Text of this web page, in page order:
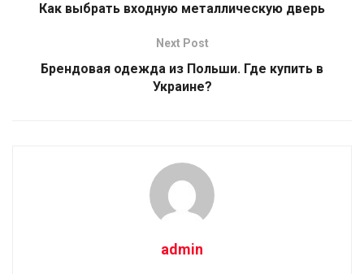
Как выбрать входную металлическую дверь
Next Post
Брендовая одежда из Польши. Где купить в
Украине?
admin